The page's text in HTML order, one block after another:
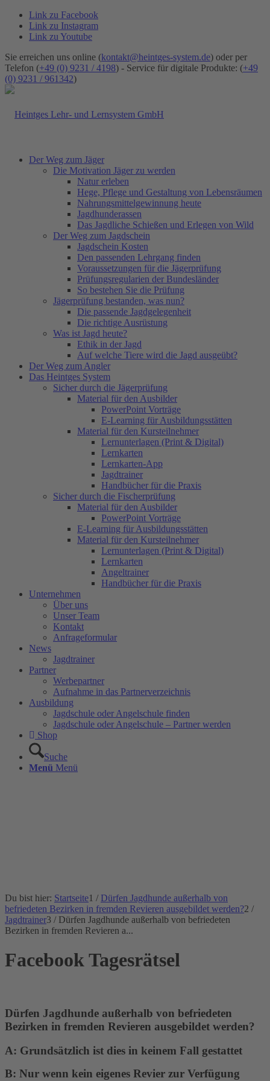
Link zu Facebook
Link zu Instagram
Link zu Youtube
Sie erreichen uns online (kontakt@heintges-system.de) oder per
Telefon (+49 (0) 9231 / 4198) - Service für digitale Produkte: (+49
(0) 9231 / 961342)
Der Weg zum Jäger
Die Motivation Jäger zu werden
Natur erleben
Hege, Pflege und Gestaltung von Lebensräumen
Nahrungsmittelgewinnung heute
Jagdhunderassen
Das Jagdliche Schießen und Erlegen von Wild
Der Weg zum Jagdschein
Jagdschein Kosten
Den passenden Lehrgang finden
Voraussetzungen für die Jägerprüfung
Prüfungsregularien der Bundesländer
So bestehen Sie die Prüfung
Jägerprüfung bestanden, was nun?
Die passende Jagdgelegenheit
Die richtige Ausrüstung
Was ist Jagd heute?
Ethik in der Jagd
Auf welche Tiere wird die Jagd ausgeübt?
Der Weg zum Angler
Das Heintges System
Sicher durch die Jägerprüfung
Material für den Ausbilder
PowerPoint Vorträge
E-Learning für Ausbildungsstätten
Material für den Kursteilnehmer
Lernunterlagen (Print & Digital)
Lernkarten
Lernkarten-App
Jagdtrainer
Handbücher für die Praxis
Sicher durch die Fischerprüfung
Material für den Ausbilder
PowerPoint Vorträge
E-Learning für Ausbildungsstätten
Material für den Kursteilnehmer
Lernunterlagen (Print & Digital)
Lernkarten
Angeltrainer
Handbücher für die Praxis
Unternehmen
Über uns
Unser Team
Kontakt
Anfrageformular
News
Jagdtrainer
Partner
Werbepartner
Aufnahme in das Partnerverzeichnis
Ausbildung
Jagdschule oder Angelschule finden
Jagdschule oder Angelschule – Partner werden
Shop
Suche
Menü Menü
Du bist hier: Startseite1 / Dürfen Jagdhunde außerhalb von
befriedeten Bezirken in fremden Revieren ausgebildet werden?2 /
Jagdtrainer3 / Dürfen Jagdhunde außerhalb von befriedeten
Bezirken in fremden Revieren a...
Facebook Tagesrätsel
Dürfen Jagdhunde außerhalb von befriedeten
Bezirken in fremden Revieren ausgebildet werden?
A: Grundsätzlich ist dies in keinem Fall gestattet
B: Nur wenn kein eigenes Revier zur Verfügung